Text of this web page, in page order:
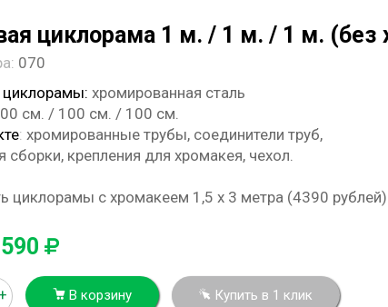
циклорама 1 м. / 1 м. / 1 м. (без
070
циклорамы: хромированная сталь
см. / 100 см. / 100 см.
: хромированные трубы, соединители труб,
сборки, крепления для хромакея, чехол.
циклорамы с хромакеем 1,5 х 3 метра (4390
В корзину Купить в 1 клик